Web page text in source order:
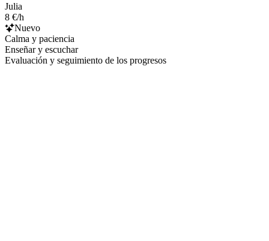
Julia
8 €/h
Nuevo
Calma y paciencia
Enseñar y escuchar
Evaluación y seguimiento de los progresos